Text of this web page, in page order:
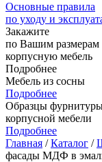
Основные правила
по уходу и
Закажите
по Вашим размерам
корпусную мебель
Подробнее
Мебель из сосны
Подробнее
Образцы
корпусной мебели
Подробнее
Главная /Каталог /
фасады МДФ в